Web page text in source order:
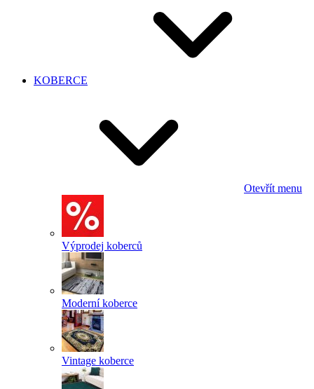
KOBERCE
Otevřít menu
Výprodej koberců
Moderní koberce
Vintage koberce